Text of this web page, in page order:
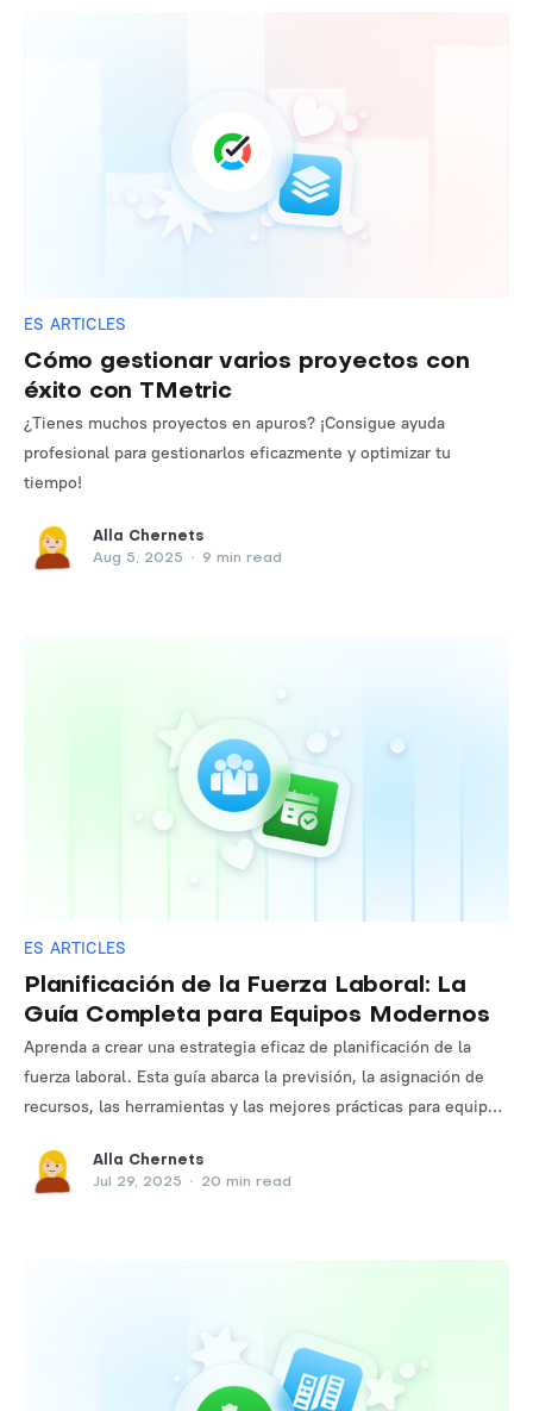
ES ARTICLES
Cómo gestionar varios proyectos con
éxito con TMetric
¿Tienes muchos proyectos en apuros? ¡Consigue ayuda
profesional para gestionarlos eficazmente y optimizar tu
tiempo!
Alla Chernets
Aug 5, 2025
• 9 min read
ES ARTICLES
Planificación de la Fuerza Laboral: La
Guía Completa para Equipos Modernos
Aprenda a crear una estrategia eficaz de planificación de la
fuerza laboral. Esta guía abarca la previsión, la asignación de
recursos, las herramientas y las mejores prácticas para equipos
Alla Chernets
Jul 29, 2025
• 20 min read